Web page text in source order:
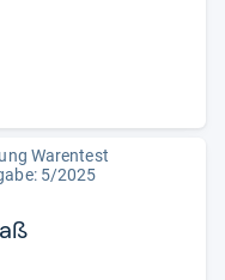
Warentest
5/2025